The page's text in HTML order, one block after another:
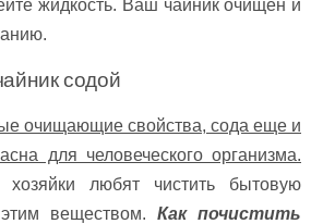
жидкость. Ваш чайник очищен и
содой
очищающие свойства, сода еще и
для человеческого организма.
хозяйки любят чистить бытовую
веществом. Как почистить